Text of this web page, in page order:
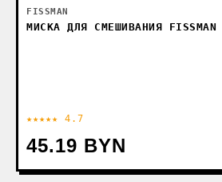
FISSMAN
МИСКА ДЛЯ СМЕШИВАНИЯ FISSMAN
★★★★★ 4.7
45.19 BYN